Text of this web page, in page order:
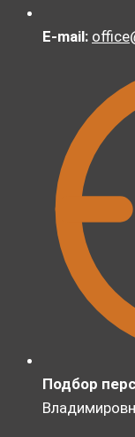
E-mail:
Подбор